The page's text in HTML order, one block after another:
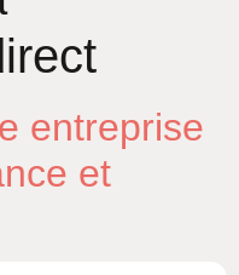
entreprise
et